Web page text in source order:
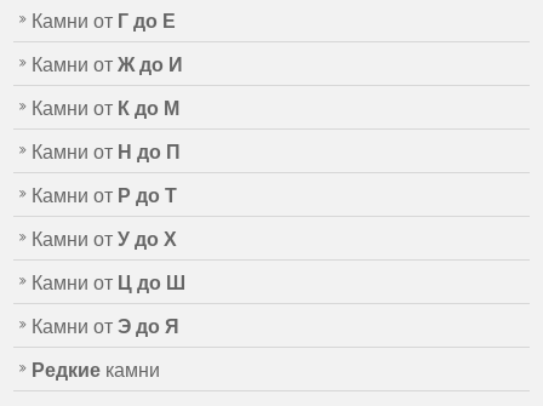
Камни от Г до Е
Камни отЖ до И
Камни от К до М
Камни от Н до П
Камни от Р до Т
Камни отУ до Х
Камни от Ц до Ш
Камни отЭ до Я
Редкие камни